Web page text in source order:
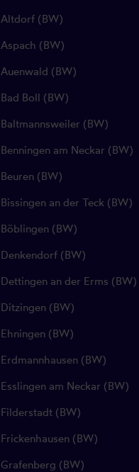
Altdorf (BW)
Aspach (BW)
Auenwald (BW)
Bad Boll (BW)
Baltmannsweiler (BW)
Benningen am Neckar (BW)
Beuren (BW)
Bissingen an der Teck (BW)
Böblingen (BW)
Denkendorf (BW)
Dettingen an der Erms (BW)
Ditzingen (BW)
Ehningen (BW)
Erdmannhausen (BW)
Esslingen am Neckar (BW)
Filderstadt (BW)
Frickenhausen (BW)
Grafenberg (BW)